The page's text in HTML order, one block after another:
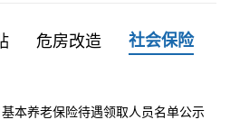
危房改造
社会保险
本养老保险待遇领取人员名单公示